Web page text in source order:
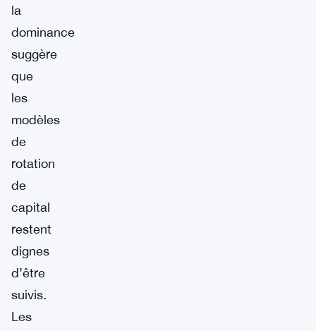
la
dominance
suggère
que
les
modèles
de
rotation
de
capital
restent
dignes
d’être
suivis.
Les